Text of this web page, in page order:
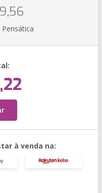
à venda na: